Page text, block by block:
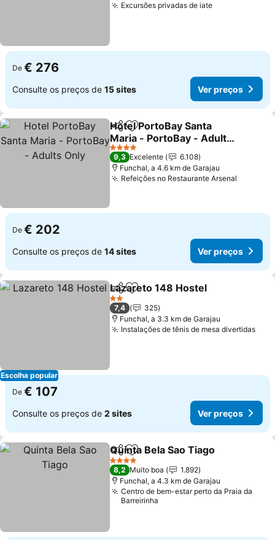
Excursões privadas de iateVer preços
De € 276
Consulte os preços de 15 sites Ver preços
PartilharAdicionar aos favoritos
Hotel PortoBay Santa
Maria - PortoBay - Adults
Only
Ver preços
4 Estrelas
9,3 Excelente
6.108
Funchal, a 4.6 km de Garajau
Refeições no Restaurante Arsenal
De € 202
Consulte os preços de 14 sites Ver preços
Escolha popular
PartilharAdicionar aos favoritos
Lazareto 148 Hostel
2 Estrelas
7,4
325
Funchal, a 3.3 km de Garajau
Instalações de tênis de mesa divertidasVer
De € 107
Consulte os preços de 2 sites Ver preços
PartilharAdicionar aos favoritos
Quinta Bela Sao Tiago
4 Estrelas
8,2 Muito boa
1.892
Funchal, a 4.3 km de Garajau
Centro de bem-estar perto da Praia da
Barreirinha